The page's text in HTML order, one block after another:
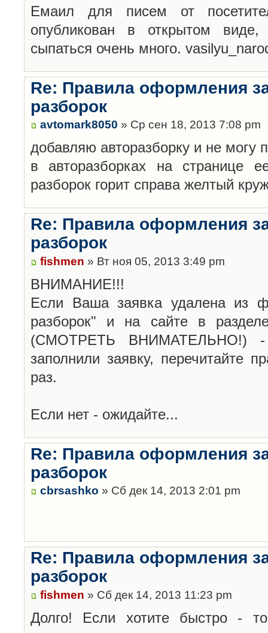
Емаил для писем от
опубликован в открытом
сыпаться очень много.
Re: Правила оформления
разборок
avtomark8050 » Ср сен 18, 2013 7:08 pm
добавляю авторазборку и не могу
в авторазборках на странице
разборок горит справа желтый
Re: Правила оформления
разборок
fishmen » Вт ноя 05, 2013 3:49 pm
ВНИМАНИЕ!!!
Если Ваша заявка удалена из
разборок" и на сайте в
(СМОТРЕТЬ ВНИМАТЕЛЬНО!)
заполнили заявку, перечитайте
раз.
Если нет - ожидайте...
Re: Правила оформления
разборок
cbrsashko » Сб дек 14, 2013 2:01 pm
Re: Правила оформления
разборок
fishmen » Сб дек 14, 2013 11:23 pm
Долго! Если хотите быстро -